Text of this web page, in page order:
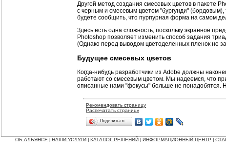
Другой метод создания смесевых цветов в пакете
с черным и смесевым цветом "бургунди"
будете сообщить, что пурпурная форма на самом
Здесь есть одна сложность, поскольку экранное
Photoshop позволяет изменить способ задания
(Однако перед выводом цветоделенных пленок не
Будущее смесевых цветов
Когда-нибудь разработчики из Adobe должны
работают со смесевым цветом. Мы надеемся, что
описанные нами "фокусы" больше не понадобятся.
Рекомендовать страницу
Распечатать страницу
Поделиться…
ОБ АЛЬЯНСЕ НАШИ УСЛУГИ КАТАЛОГ РЕШЕНИЙ ИНФОРМАЦИОННЫЙ ЦЕНТР